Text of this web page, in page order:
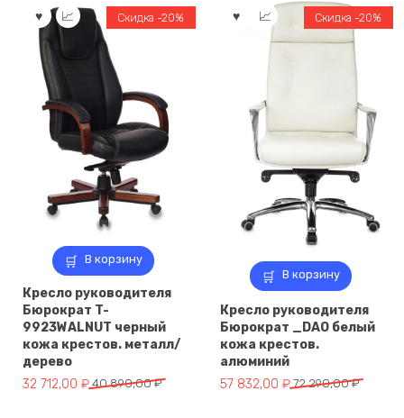
690,00 ₽.
752,00 ₽.
490,00 ₽.
792,00 ₽.
В корзину
Скидка -20%
Кресло руководителя
Бюрократ T-
9923WALNUT черный
кожа крестов. металл/
дерево
40 890,00₽
Первоначальная
32 712,00 ₽
Текущая
В корзину
Скидка -20%
Кресло руководителя
Бюрократ _DAO белый
кожа крестов.
алюминий
72 290,00₽
Первоначальная
57 832,00 ₽
Текущая